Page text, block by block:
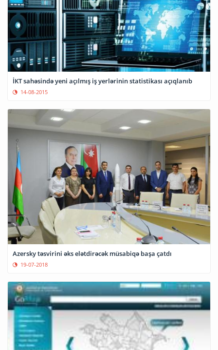
İKT sahəsində yeni açılmış iş yerlərinin statistikası açıqlanıb
14-08-2015
Azersky təsvirini əks elətdirəcək müsabiqə başa çatdı
19-07-2018